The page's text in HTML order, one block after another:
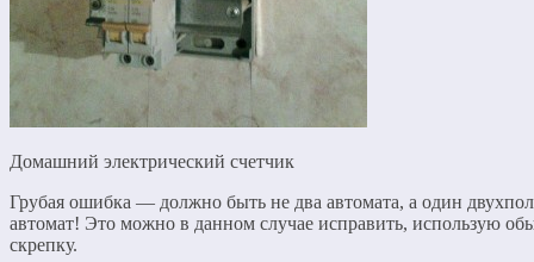
Домашний электрический счетчик
Грубая ошибка — должно быть не два автомата, а один
автомат! Это можно в данном случае исправить, использую
скрепку.